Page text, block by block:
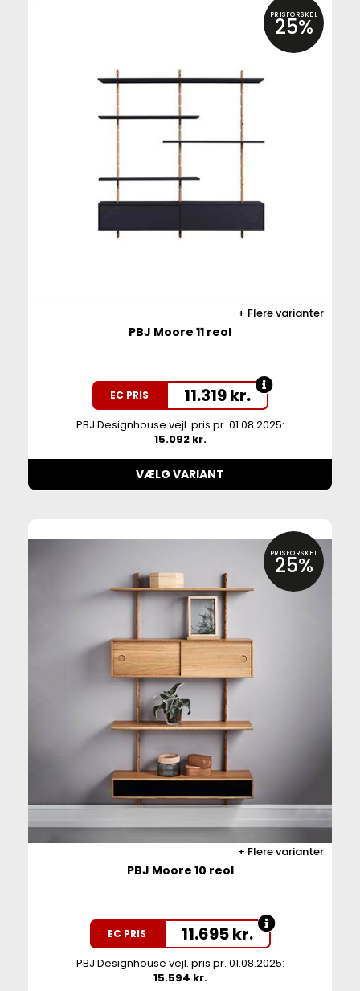
PRISFORSKEL
25%
Flere varianter
PBJ Moore 11 reol
EC PRIS 11.319kr.
PBJ Designhouse vejl. pris pr. 01.08.2025:
15.092 kr.
VÆLG VARIANT
PRISFORSKEL
25%
Flere varianter
PBJ Moore 10 reol
EC PRIS 11.695kr.
PBJ Designhouse vejl. pris pr. 01.08.2025:
15.594 kr.